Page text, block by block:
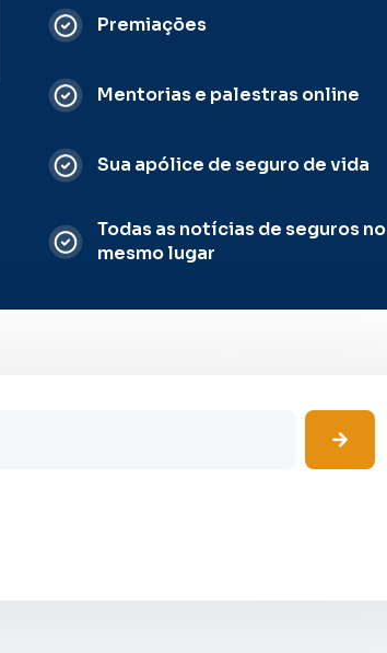
Premiações
Mentorias e palestras online
Sua apólice de seguro de vida
Todas as notícias de seguros no
mesmo lugar